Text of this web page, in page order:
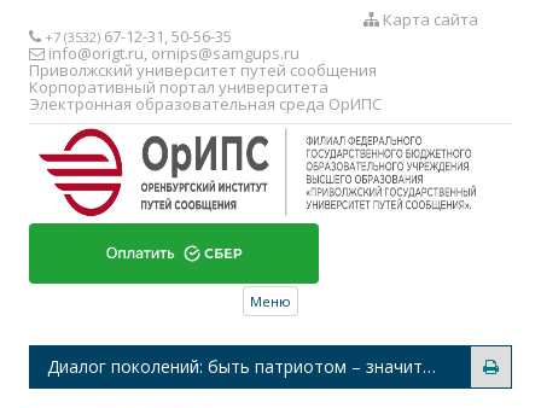
Карта сайта
+7 (3532) 67-12-31, 50-56-35
info@origt.ru, ornips@samgups.ru
Приволжский университет путей сообщения
Корпоративный портал университета
Электронная образовательная среда ОрИПС
Меню
Диалог поколений: быть патриотом – значит…